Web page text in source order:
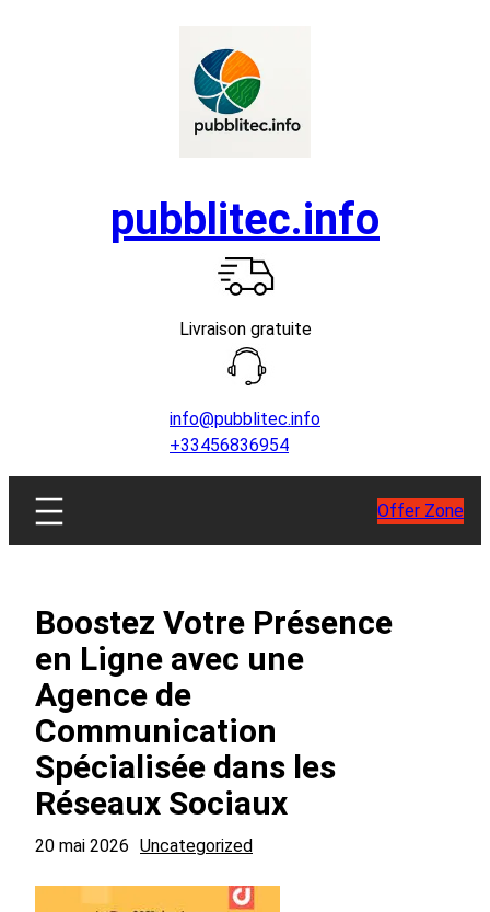
pubblitec.info
Livraison gratuite
info@pubblitec.info
+33456836954
Offer Zone
Boostez Votre Présence
en Ligne avec une
Agence de
Communication
Spécialisée dans les
Réseaux Sociaux
20 mai 2026 Uncategorized